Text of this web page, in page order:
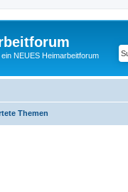
NEUES Heimarbeitforum
Themen